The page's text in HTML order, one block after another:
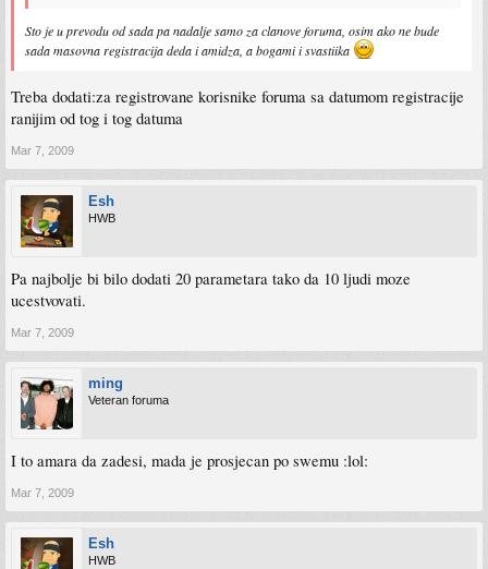
Sto je u prevodu od sada pa nadalje samo za clanove foruma, osim ako ne bude
sada masovna registracija deda i amidza, a bogami i svastiika
Treba dodati:za registrovane korisnike foruma sa datumom registracije
ranijim od tog i tog datuma
Mar 7, 2009
Esh
HWB
Pa najbolje bi bilo dodati 20 parametara tako da 10 ljudi moze
ucestvovati.
Mar 7, 2009
ming
Veteran foruma
I to amara da zadesi, mada je prosjecan po swemu :lol:
Mar 7, 2009
Esh
HWB